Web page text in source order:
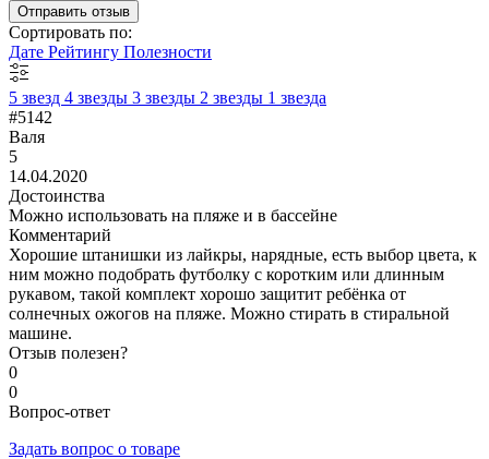
Отправить отзыв
Сортировать по:
Дате Рейтингу Полезности
5 звезд 4 звезды 3 звезды 2 звезды 1 звезда
#5142
Валя
5
14.04.2020
Достоинства
Можно использовать на пляже и в бассейне
Комментарий
Хорошие штанишки из лайкры, нарядные, есть выбор цвета, к
ним можно подобрать футболку с коротким или длинным
рукавом, такой комплект хорошо защитит ребёнка от
солнечных ожогов на пляже. Можно стирать в стиральной
машине.
Отзыв полезен?
0
0
Вопрос-ответ
Задать вопрос о товаре